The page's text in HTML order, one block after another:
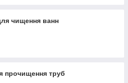
чищення ванн
прочищення труб